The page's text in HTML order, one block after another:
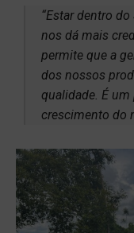
“Estar dentro
nos dá mais
permite que a
dos nossos
qualidade. É um
crescimento do